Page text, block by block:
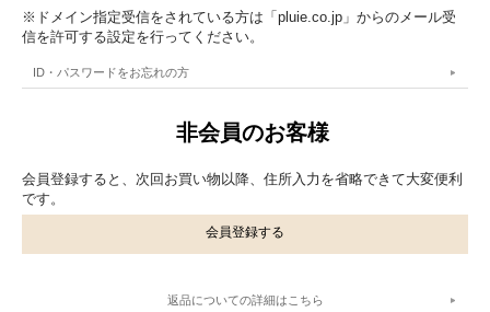
※ドメイン指定受信をされている方は「pluie.co.jp」からのメール受
信を許可する設定を行ってください。
ID・パスワードをお忘れの方
非会員のお客様
会員登録すると、次回お買い物以降、住所入力を省略できて大変便利
です。
会員登録する
返品についての詳細はこちら